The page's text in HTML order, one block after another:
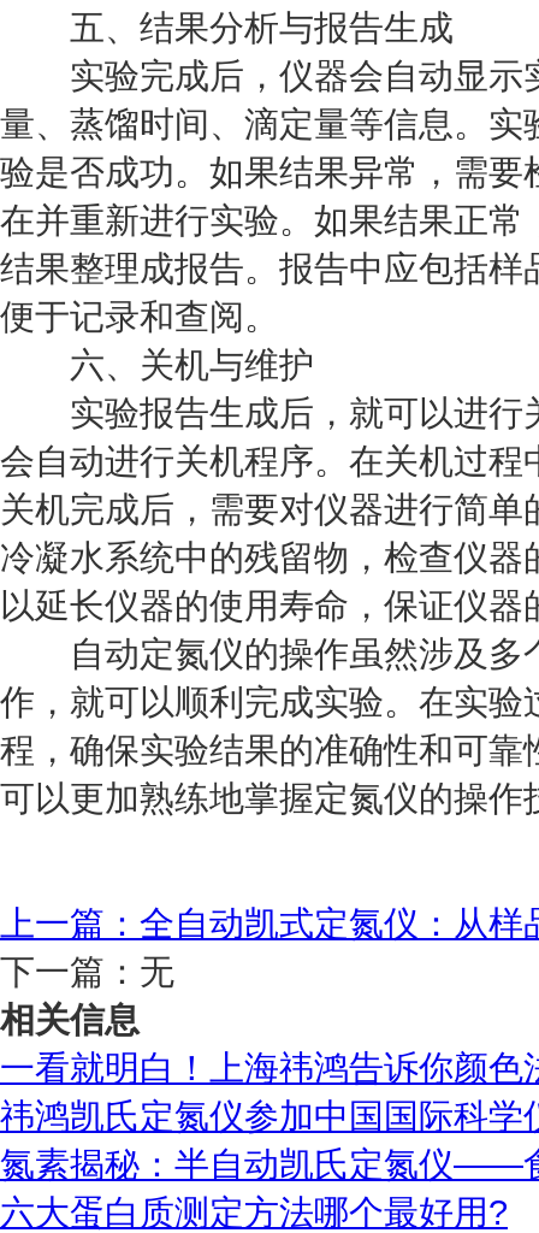
五、结果分析与报告生成
实验完成后，仪器会自动显示
量、蒸馏时间、滴定量等信息。
验是否成功。如果结果异常，需
在并重新进行实验。如果结果正
结果整理成报告。报告中应包括
便于记录和查阅。
六、关机与维护
实验报告生成后，就可以进行
会自动进行关机程序。在关机过
关机完成后，需要对仪器进行简
冷凝水系统中的残留物，检查仪
以延长仪器的使用寿命，保证仪器
自动定氮仪的操作虽然涉及多
作，就可以顺利完成实验。在实
程，确保实验结果的准确性和可
可以更加熟练地掌握定氮仪的操作
上一篇：全自动凯式定氮仪：从
下一篇：无
相关信息
一看就明白！上海祎鸿告诉你颜色
祎鸿凯氏定氮仪参加中国国际科
氮素揭秘：半自动凯氏定氮仪——
六大蛋白质测定方法哪个最好用?